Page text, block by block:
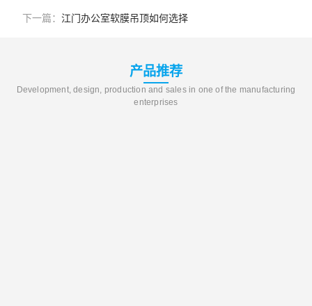
下一篇： 江门办公室软膜吊顶如何选择
产品推荐
Development, design, production and sales in one of the manufacturing
enterprises